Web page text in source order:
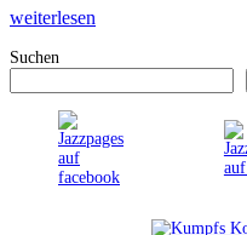
weiterlesen
Suchen